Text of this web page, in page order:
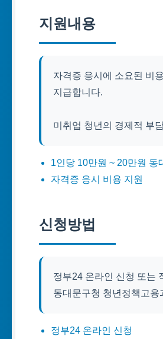
지원내용
자격증 응시에 소요된 비
지급합니다.
미취업 청년의 경제적 부
1인당 10만원 ~ 20만원 동
자격증 응시 비용 지원
신청방법
정부24 온라인 신청 또는
동대문구청 청년정책고용
정부24 온라인 신청